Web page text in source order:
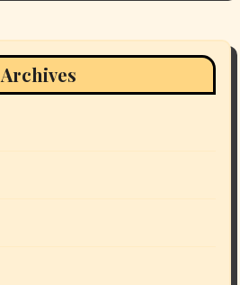
Archives